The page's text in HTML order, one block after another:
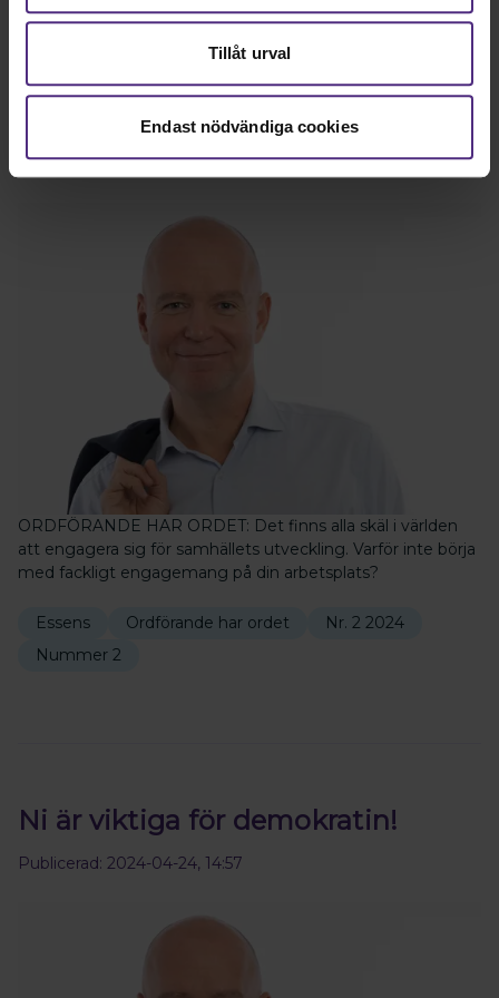
Tillåt urval
Endast nödvändiga cookies
Ditt engagemang är otroligt
värdefullt!
• Uppdaterad: 2024-07-04,
08:14
ORDFÖRANDE HAR ORDET: Det finns alla skäl i världen
att engagera sig för samhällets utveckling. Varför inte börja
med fackligt engagemang på din arbetsplats?
Essens Ordförande har ordet
Nr. 2 2024
Nummer 2
Ni är viktiga för demokratin!
Publicerad: 2024-04-24, 14:57